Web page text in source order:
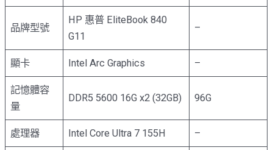
品牌型號
HP 惠普 EliteBook 840
G11
–
顯卡 Intel Arc Graphics –
記憶體容
量
DDR5 5600 16G x2 (32GB) 96G
處理器 Intel Core Ultra 7 155H –